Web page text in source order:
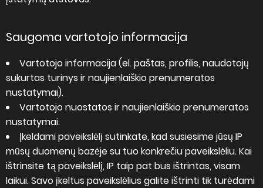
Saugoma vartotojo informacija
Vartotojo informacija (el. paštas, profilis, naudotojų
sukurtas turinys ir naujienlaiškio prenumeratos
nustatymai).
Vartotojo nuostatos ir naujienlaiškio prenumeratos
nustatymai.
Įkeldami paveikslėlį sutinkate, kad susiesime jūsų IP
mūsų duomenų bazėje su tuo konkrečiu paveikslėliu. Kai
ištrinsite tą paveikslėlį, IP taip pat bus ištrintas, visam
laikui. Savo įkeltus paveikslėlius galite ištrinti tik turėdami